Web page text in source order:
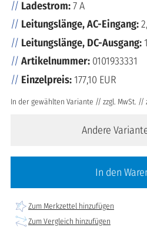
Ladestrom:7 A
Leitungslänge, AC-Eingang:
Leitungslänge, DC-Ausgang:
Artikelnummer: 0101933331
Einzelpreis:177,10 EUR
In der gewählten Variante // zzgl. MwSt. //
Andere
In den
Zum Merkzettel hinzufügen
Zum Vergleich hinzufügen